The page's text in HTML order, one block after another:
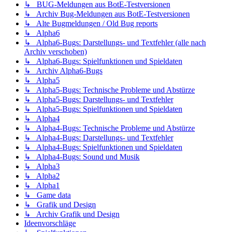
↳ BUG-Meldungen aus BotE-Testversionen
↳ Archiv Bug-Meldungen aus BotE-Testversionen
↳ Alte Bugmeldungen / Old Bug reports
↳ Alpha6
↳ Alpha6-Bugs: Darstellungs- und Textfehler (alle nach
Archiv verschoben)
↳ Alpha6-Bugs: Spielfunktionen und Spieldaten
↳ Archiv Alpha6-Bugs
↳ Alpha5
↳ Alpha5-Bugs: Technische Probleme und Abstürze
↳ Alpha5-Bugs: Darstellungs- und Textfehler
↳ Alpha5-Bugs: Spielfunktionen und Spieldaten
↳ Alpha4
↳ Alpha4-Bugs: Technische Probleme und Abstürze
↳ Alpha4-Bugs: Darstellungs- und Textfehler
↳ Alpha4-Bugs: Spielfunktionen und Spieldaten
↳ Alpha4-Bugs: Sound und Musik
↳ Alpha3
↳ Alpha2
↳ Alpha1
↳ Game data
↳ Grafik und Design
↳ Archiv Grafik und Design
Ideenvorschläge